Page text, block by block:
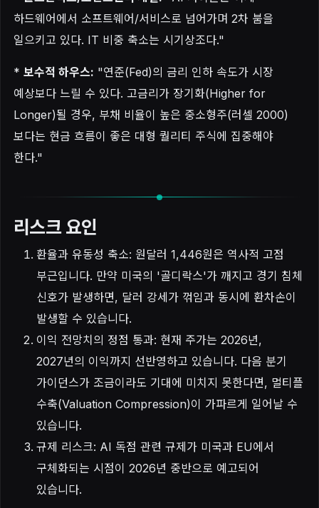
하드웨어에서 소프트웨어/서비스로 넘어가며 2차 붐을
일으키고 있다. IT 비중 축소는 시기상조다."
* 보수적 하우스: "연준(Fed)의 금리 인하 속도가 시장
예상보다 느릴 수 있다. 고금리가 장기화(Higher for
Longer)될 경우, 부채 비율이 높은 중소형주(러셀 2000)
보다는 현금 흐름이 좋은 대형 퀄리티 주식에 집중해야
한다."
리스크 요인
환율과 유동성 축소: 원달러 1,446원은 역사적 고점
부근입니다. 만약 미국의 '골디락스'가 깨지고 경기 침체
신호가 발생하면, 달러 강세가 꺾임과 동시에 환차손이
발생할 수 있습니다.
이익 전망치의 정점 통과: 현재 주가는 2026년,
2027년의 이익까지 선반영하고 있습니다. 다음 분기
가이던스가 조금이라도 기대에 미치지 못한다면, 멀티플
수축(Valuation Compression)이 가파르게 일어날 수
있습니다.
규제 리스크: AI 독점 관련 규제가 미국과 EU에서
구체화되는 시점이 2026년 중반으로 예고되어
있습니다.